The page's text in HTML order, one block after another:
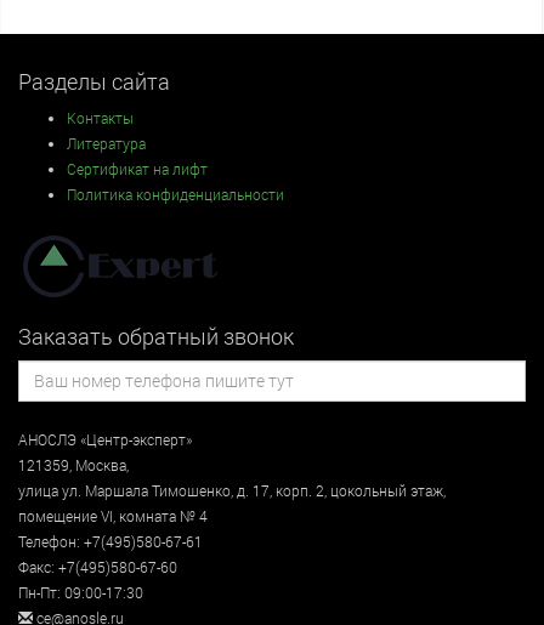
Разделы сайта
Контакты
Литература
Сертификат на лифт
Политика конфиденциальности
Заказать обратный звонок
АНОСЛЭ «Центр-эксперт»
121359 Москва
улицаул. Маршала Тимошенко, д. 17, корп. 2, цокольный этаж
помещение VI, комната № 4
Телефон: +7(495)580-67-61
Факс: +7(495)580-67-60
Пн-Пт: 09:00-17:30
ce@anosle.ru